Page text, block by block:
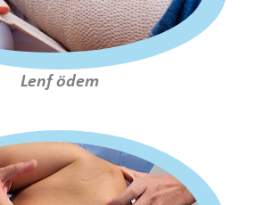
Lenf ödem